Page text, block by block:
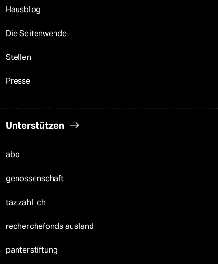
Hausblog
Die Seitenwende
Stellen
Presse
Unterstützen
abo
genossenschaft
taz zahl ich
recherchefonds ausland
panterstiftung